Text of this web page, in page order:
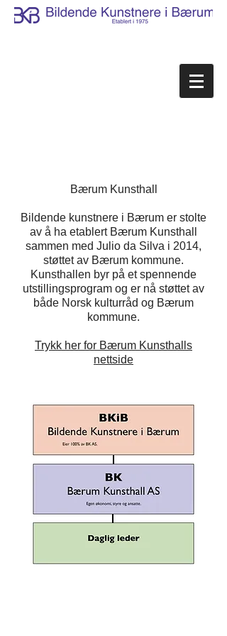
Bærum Kunsthall
Bildende kunstnere i Bærum er stolte
av å ha etablert Bærum Kunsthall
sammen med Julio da Silva i 2014,
støttet av Bærum kommune.
Kunsthallen byr på et spennende
utstillingsprogram og er nå støttet av
både Norsk kulturråd og Bærum
kommune.
Trykk her for Bærum Kunsthalls
nettside